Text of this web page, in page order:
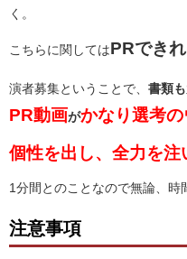
く。
こちらに関してはPRでき
演者募集ということで、 書類
PR動画がかなり選考
個性を出し、全力を注
1分間とのことなので無論、時
注意事項